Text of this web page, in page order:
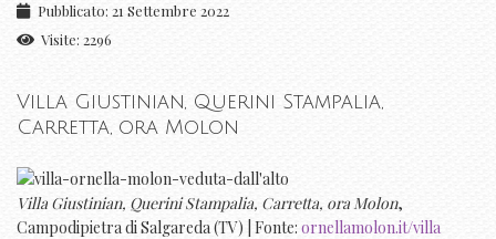
Pubblicato: 21 Settembre 2022
Visite: 2296
Villa Giustinian, Querini Stampalia,
Carretta, ora Molon
Villa Giustinian, Querini Stampalia, Carretta, ora Molon,
Campodipietra di Salgareda (TV) | Fonte: ornellamolon.it/villa